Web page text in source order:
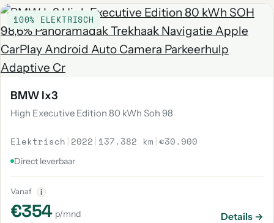
100% ELEKTRISCH
BMW Ix3
High Executive Edition 80 kWh Soh 98
Elektrisch | 2022 | 137.382 km |€30.900
Direct leverbaar
Vanaf i
€354 p/mnd Details →